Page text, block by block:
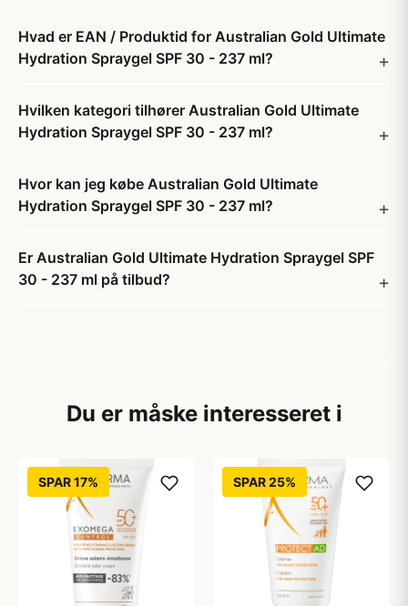
Hvad er EAN / Produktid for Australian Gold Ultimate
Hydration Spraygel SPF 30 - 237 ml?
Hvilken kategori tilhører Australian Gold Ultimate
Hydration Spraygel SPF 30 - 237 ml?
Hvor kan jeg købe Australian Gold Ultimate
Hydration Spraygel SPF 30 - 237 ml?
Er Australian Gold Ultimate Hydration Spraygel SPF
30 - 237 ml på tilbud?
Du er måske interesseret i
SPAR 17% SPAR 25%